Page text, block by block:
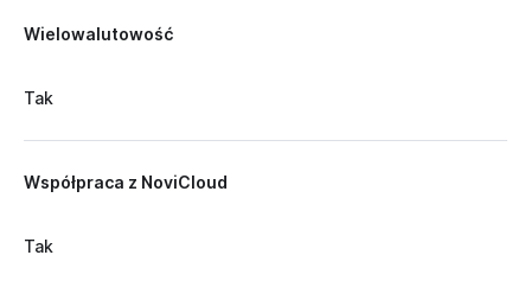
Wielowalutowość
Tak
Współpraca z NoviCloud
Tak